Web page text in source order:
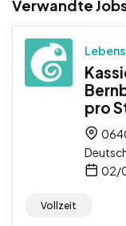
Verwandte
pro
02/
Vollzeit